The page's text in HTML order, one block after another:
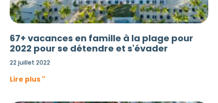
67+ vacances en famille à la plage pour
2022 pour se détendre et s'évader
22 juillet 2022
Lire plus "